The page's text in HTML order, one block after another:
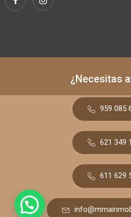
¿Necesitas
959 085
621 349
611 629